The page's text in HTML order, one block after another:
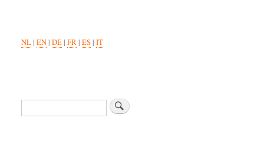
NL| EN| DE| FR| ES| IT
Zoeken